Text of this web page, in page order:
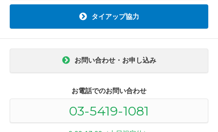
タイアップ協力
お問い合わせ・お申し込み
お電話でのお問い合わせ
03-5419-1081